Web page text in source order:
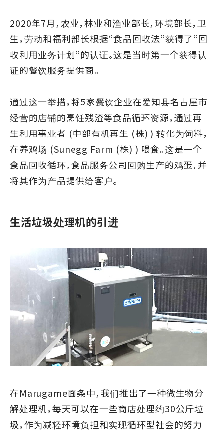
2020年7月，农业，林业和渔业部长，环境部长，卫
生，劳动和福利部长根据“食品回收法”获得了“回
收利用业务计划”的认证。这是当时第一个获得认
证的餐饮服务提供商。
通过这一举措，将5家餐饮企业在爱知县名古屋市
经营的店铺的烹饪残渣等食品循环资源，通过再
生利用事业者 (中部有机再生 (株) ) 转化为饲料，
在养鸡场 (Sunegg Farm (株) ) 喂食。这是一个
食品回收循环，食品服务公司回购生产的鸡蛋，并
将其作为产品提供给客户。
生活垃圾处理机的引进
在Marugame面条中，我们推出了一种微生物分
解处理机，每天可以在一些商店处理约30公斤垃
圾，作为减轻环境负担和实现循环型社会的努力